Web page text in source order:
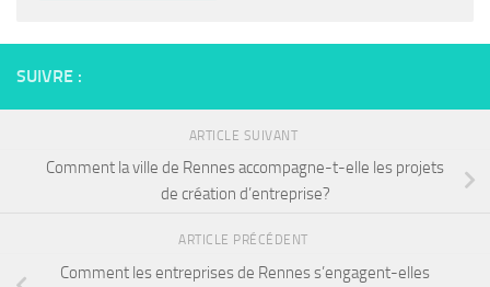
SUIVRE :
ARTICLE SUIVANT
Comment la ville de Rennes accompagne-t-elle les projets
de création d’entreprise?
ARTICLE PRÉCÉDENT
Comment les entreprises de Rennes s’engagent-elles